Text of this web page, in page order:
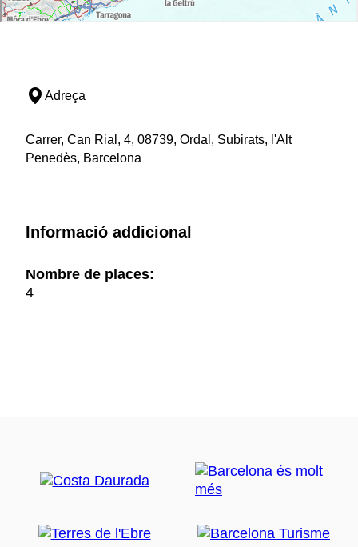
Adreça
Carrer, Can Rial, 4, 08739, Ordal, Subirats, l'Alt
Penedès, Barcelona
Informació addicional
Nombre de places:
4